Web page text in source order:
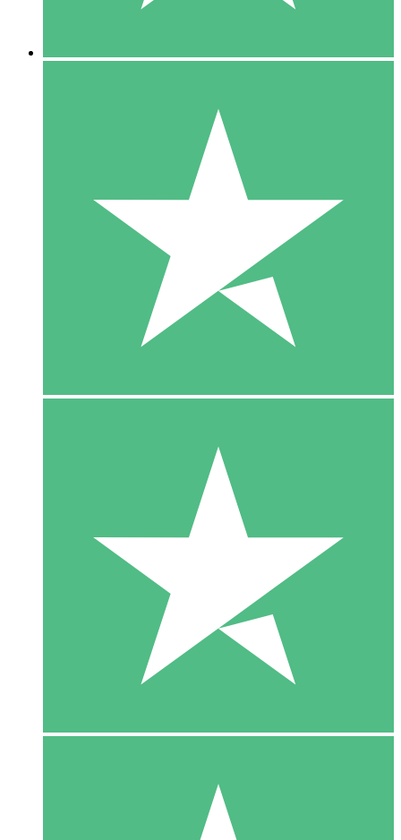
US$1500
10 Download
20